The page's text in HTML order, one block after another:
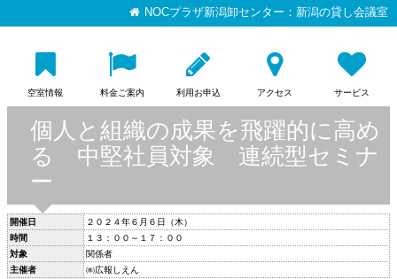
NOCプラザ新潟卸センター：新潟の貸し会議室
空室情報 料金ご案内 利用お申込 アクセス サービス
個人と組織の成果を飛躍的に高め
る 中堅社員対象 連続型セミナ
ー
開催日
２０２４年６月６日（木）
時間
１３：００～１７：００
対象
関係者
主催者
㈱広報しえん